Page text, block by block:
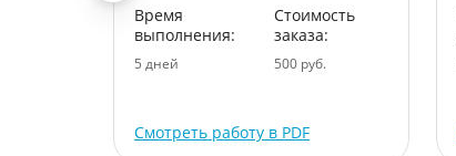
Время
выполнения:
5 дней
Стоимость
заказа:
500 руб.
Смотреть работу в PDF